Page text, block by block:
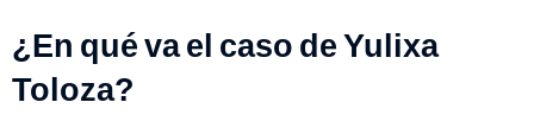
¿En qué va el caso de Yulixa
Toloza?